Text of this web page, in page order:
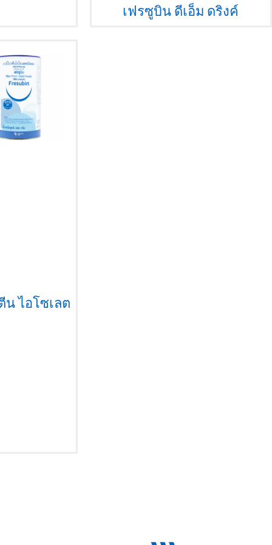
เฟรซูบิน ดีเอ็ม ดริงค์
น ไอโซเลต